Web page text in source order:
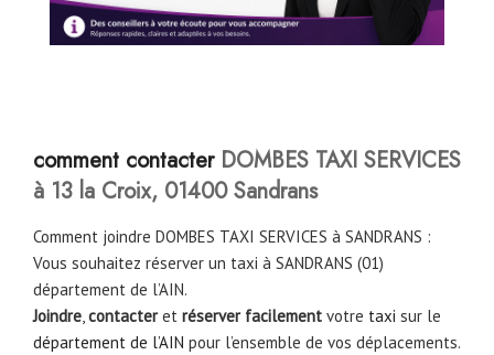
comment contacterDOMBES TAXI SERVICES
à 13 la Croix, 01400 Sandrans
Comment joindre DOMBES TAXI SERVICES à SANDRANS :
Vous souhaitez réserver un taxi à SANDRANS (01)
département de l’AIN.
Joindre,contacteret réserver facilement votre taxi sur le
département de l’AIN pour l’ensemble de vos déplacements.